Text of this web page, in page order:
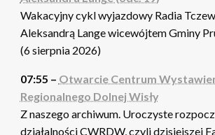
Wakacyjny cykl wyjazdowy Radia
Aleksandrą Lange wicewójtem Gminy
(6 sierpnia 2026)
07:55 – Otwarcie Centrum
Regionalnego Dolnej Wisły
Z naszego archiwum. Uroczyste
działalności CWRDW, czyli dzisiejszej